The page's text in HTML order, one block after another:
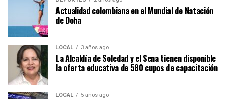
Actualidad colombiana en el Mundial de Natación
de Doha
LOCAL 3 años ago
La Alcaldía de Soledad y el Sena tienen disponible
la oferta educativa de 580 cupos de capacitación
LOCAL 5 años ago